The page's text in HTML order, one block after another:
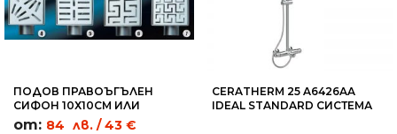
ПОДОВ ПРАВОЪГЪЛЕН
СИФОН 10Х10СМ ИЛИ
20Х20СМ - RC13
от: 84 лв. / 43 €
CERATHERM 25 A6426AA
IDEAL STANDARD СИСТЕМА